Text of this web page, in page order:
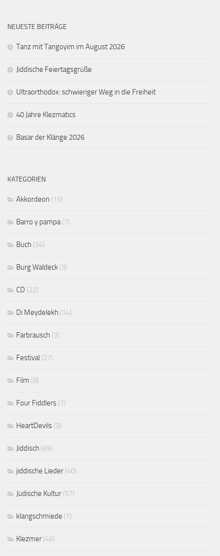
NEUESTE BEITRÄGE
Tanz mit Tangoyim im August 2026
Jiddische Feiertagsgrüße
Ultraorthodox: schwieriger Weg in die Freiheit
40 Jahre Klezmatics
Basar der Klänge 2026
KATEGORIEN
Akkordeon (15)
Barro y pampa(7)
Buch (34)
Burg Waldeck (3)
CD (22)
Di Meydelekh (14)
Farbrausch (3)
Festival (27)
Film (8)
Four Fiddlers (7)
HeartDevils (3)
Jiddisch (69)
jiddische Lieder (40)
Jüdische Kultur (57)
klangschmiede (7)
Klezmer (46)